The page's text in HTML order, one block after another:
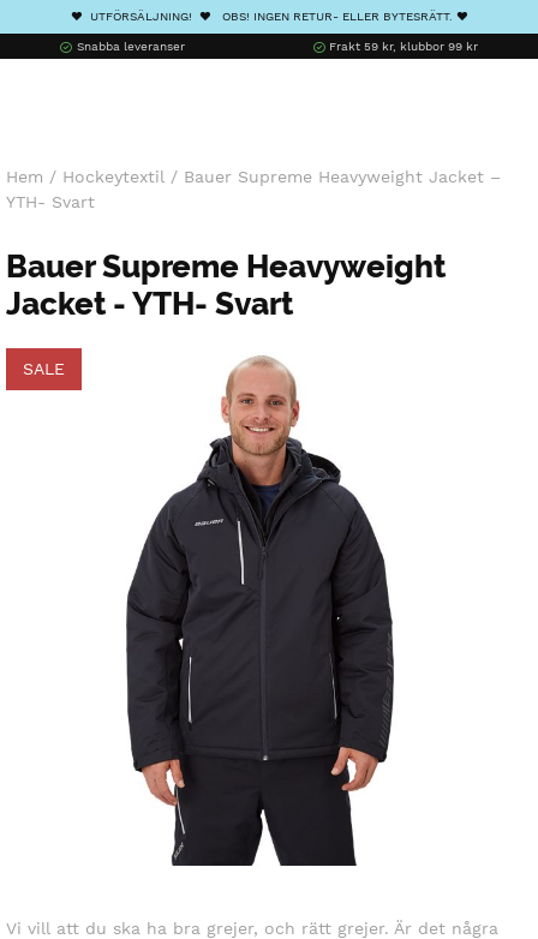
❤️ UTFÖRSÄLJNING! ❤️ OBS! INGEN RETUR- ELLER BYTESRÄTT. ❤️
Snabba leveranser Frakt 59 kr, klubbor 99 kr
Hem / Hockeytextil / Bauer Supreme Heavyweight Jacket –
YTH- Svart
Bauer Supreme Heavyweight
Jacket - YTH- Svart
SALE
Vi vill att du ska ha bra grejer, och rätt grejer. Är det några